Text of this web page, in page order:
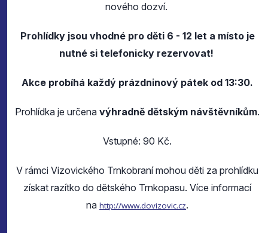
nového dozví.
Prohlídky jsou vhodné pro děti 6 - 12 let a místo je
nutné si telefonicky rezervovat!
Akce probíhá každý prázdninový pátek od 13:30.
Prohlídka je určenavýhradně dětským návštěvníkům.
Vstupné: 90 Kč.
V rámci Vizovického Trnkobraní mohou děti za prohlídku
získat razítko do dětského Trnkopasu. Více informací
nahttp://www.dovizovic.cz.